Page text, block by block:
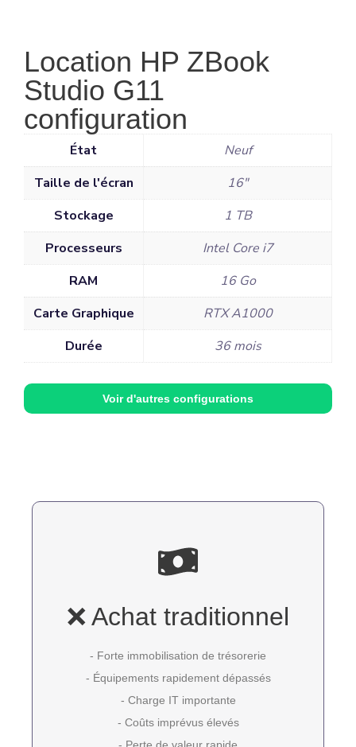
Location HP ZBook
Studio G11
configuration
État
Neuf
Taille de l'écran
16"
Stockage
1 TB
Processeurs
Intel Core i7
RAM
16 Go
Carte Graphique
RTX A1000
Durée
36 mois
Voir d'autres configurations
❌ Achat traditionnel
- Forte immobilisation de trésorerie
- Équipements rapidement dépassés
- Charge IT importante
- Coûts imprévus élevés